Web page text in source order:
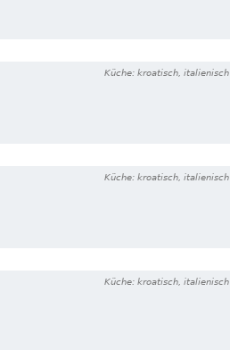
Küche: kroatisch, italienisch
Küche: kroatisch, italienisch
Küche: kroatisch, italienisch